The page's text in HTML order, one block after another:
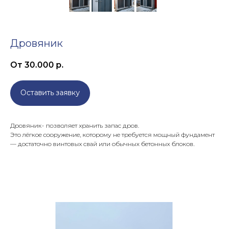
Дровяник
От 30.000 р.
Оставить заявку
Дровяник- позволяет хранить запас дров.
Это лёгкое сооружение, которому не требуется мощный фундамент
— достаточно винтовых свай или обычных бетонных блоков.